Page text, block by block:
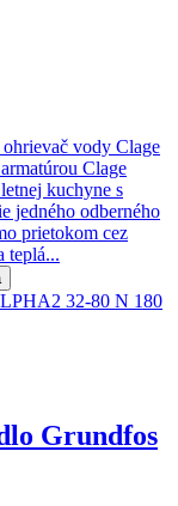
vody Clage
Clage
kuchyne s
jedného odberného
prietokom cez
teplá...
Grundfos